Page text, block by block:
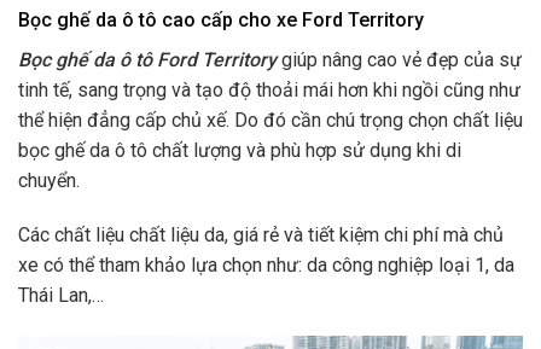
Bọc ghế da ô tô cao cấp cho xe Ford Territory
Bọc ghế da ô tô Ford Territory giúp nâng cao vẻ đẹp của sự
tinh tế, sang trọng và tạo độ thoải mái hơn khi ngồi cũng như
thể hiện đẳng cấp chủ xế. Do đó cần chú trọng chọn chất liệu
bọc ghế da ô tô chất lượng và phù hợp sử dụng khi di
chuyển.
Các chất liệu chất liệu da, giá rẻ và tiết kiệm chi phí mà chủ
xe có thể tham khảo lựa chọn như: da công nghiệp loại 1, da
Thái Lan,…